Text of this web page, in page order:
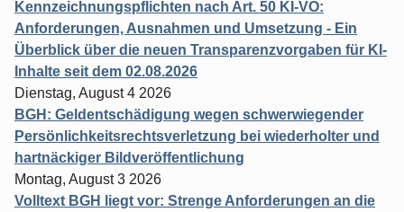
Kennzeichnungspflichten nach Art. 50 KI-VO:
Anforderungen, Ausnahmen und Umsetzung - Ein
Überblick über die neuen Transparenzvorgaben für KI-
Inhalte seit dem 02.08.2026
Dienstag, August 4 2026
BGH: Geldentschädigung wegen schwerwiegender
Persönlichkeitsrechtsverletzung bei wiederholter und
hartnäckiger Bildveröffentlichung
Montag, August 3 2026
Volltext BGH liegt vor: Strenge Anforderungen an die